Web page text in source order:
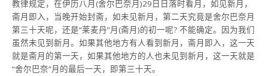
教律规定，在伊历八月(舍尔巴奈月)29日日落时看月，如见新月，
斋月即入，当晚开始封斋，如未见新月，第二天究竟是舍尔巴奈月
第三十天呢，还是“莱麦丹”月(斋月)的初一呢? 不能确定。因为我们
虽然未见到新月。如果其他地方有人看到新月，斋月即入，这一天
就是斋月的第一天，如果其他地方的人也未见到新月，这一天就是
“舍尔巴奈”月的最后一天，即第三十天。